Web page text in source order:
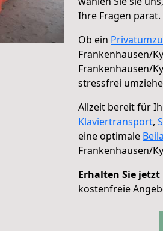
Ihre Fragen parat.
Ob ein
Frankenhausen/
Frankenhausen/
stressfrei
Allzeit bereit für
Klaviertransport,
eine optimale
Frankenhausen/
Erhalten Sie jetzt
kostenfreie